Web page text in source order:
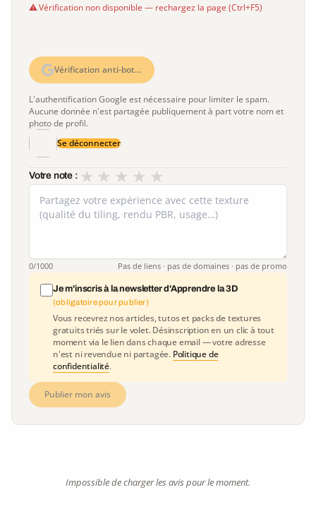
Vérification non disponible — rechargez la page (Ctrl+F5)
Vérification anti-bot…
L'authentification Google est nécessaire pour limiter le spam.
Aucune donnée n'est partagée publiquement à part votre nom et
photo de profil.
Se déconnecter
Votre note : ★
★
★
★
★
0/1000 Pas de liens · pas de domaines · pas de promo
Je m'inscris à la newsletter d'Apprendre la 3D
(obligatoire pour publier)
Vous recevrez nos articles, tutos et packs de textures
gratuits triés sur le volet. Désinscription en un clic à tout
moment via le lien dans chaque email — votre adresse
n'est ni revendue ni partagée. Politique de
confidentialité.
Publier mon avis
Impossible de charger les avis pour le moment.